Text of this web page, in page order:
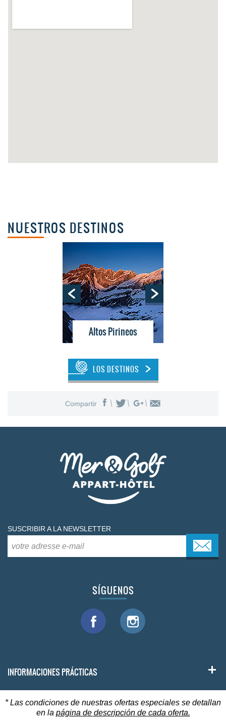
NUESTROS DESTINOS
La costa vasca
Altos Pirineos
LOS DESTINOS
Compartir
SUSCRIBIR A LA NEWSLETTER
SÍGUENOS
INFORMACIONES PRÁCTICAS
* Las condiciones de nuestras ofertas especiales se detallan
en la página de descripción de cada oferta.